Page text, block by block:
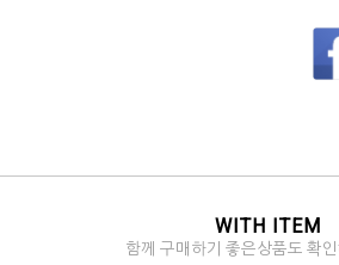
WITH ITEM
함께 구매하기 좋은상품도 확